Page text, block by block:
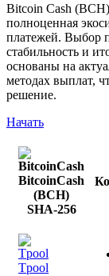
Bitcoin Cash
полноценная
платежей. Выбор
стабильность и
основаны на
методах выплат,
решение.
Начать
BitcoinCash
(BCH)
SHA-256
Tpool